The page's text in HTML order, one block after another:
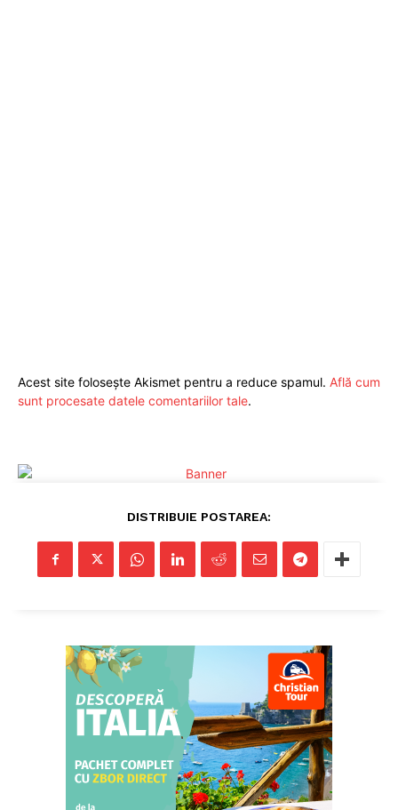
Acest site folosește Akismet pentru a reduce spamul. Află cum
sunt procesate datele comentariilor tale.
DISTRIBUIE POSTAREA: